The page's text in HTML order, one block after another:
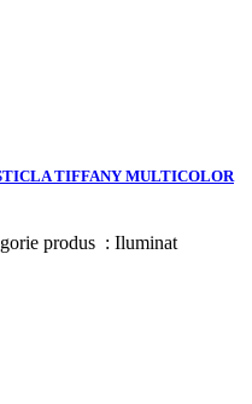
TIFFANY MULTICOLOR
produs : Iluminat